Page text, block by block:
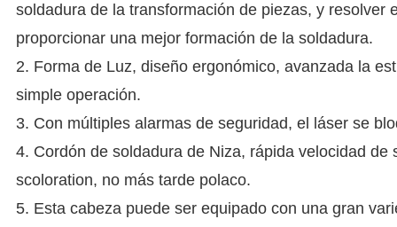
soldadura de la transformación de piezas, y resolver
proporcionar una mejor formación de la soldadura.
2. Forma de Luz, diseño ergonómico, avanzada la
simple operación.
3. Con múltiples alarmas de seguridad, el láser se
4. Cordón de soldadura de Niza, rápida velocidad
scoloration, no más tarde polaco.
5. Esta cabeza puede ser equipado con una gran